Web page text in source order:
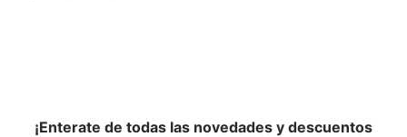
¡Enterate de todas las novedades y descuentos